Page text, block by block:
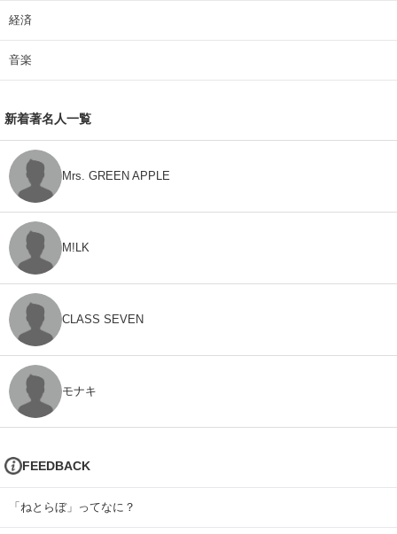
経済
音楽
新着著名人一覧
Mrs. GREEN APPLE
M!LK
CLASS SEVEN
モナキ
FEEDBACK
「ねとらぼ」ってなに？